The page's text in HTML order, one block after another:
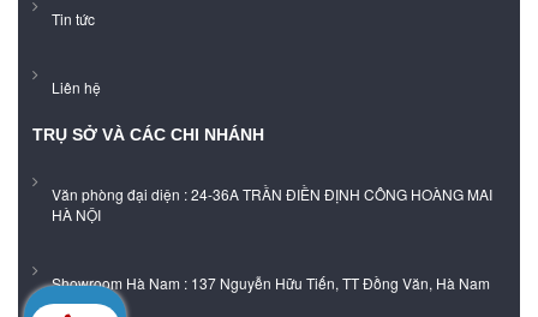
Tin tức
Liên hệ
TRỤ SỞ VÀ CÁC CHI NHÁNH
Văn phòng đại diện : 24-36A TRẦN ĐIỀN ĐỊNH CÔNG HOÀNG MAI
HÀ NỘI
Showroom Hà Nam : 137 Nguyễn Hữu Tiến, TT Đồng Văn, Hà Nam